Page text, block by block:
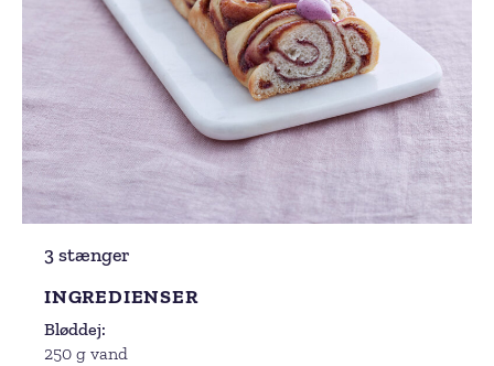
3 stænger
INGREDIENSER
Bløddej
250 g vand